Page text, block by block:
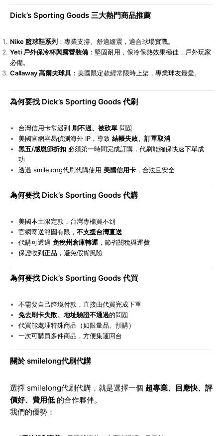
Dick’s Sporting Goods 三大熱門商品推薦
Nike籃球鞋系列 ：專業支撐、舒適緩震，適合球場實戰。
Yeti 戶外保冷杯與露營裝備 ：堅固耐用，保冷保熱效果極佳，戶外玩家
必備。
Callaway高爾夫球具 ：美國限定款經常限時上架，專業球友最愛。
為何要找 Dick’s Sporting Goods 代刷
台灣信用卡常遇到 刷不過、被砍單問題
美國官網容易偵測海外 IP，導致 結帳失敗、訂單取消
黑五/感恩節折扣必須第一時間完成訂購，代刷能確保快速下單成
功
透過 smilelong代刷代購使用 美國信用卡，合法且安全
為何要找 Dick’s Sporting Goods 代購
美國本土限定款，台灣專櫃買不到
官網寄送範圍有限， 不支援台灣直送
代購可透過 免稅州倉庫轉運，節省關稅與運費
保證收到正品，避免假貨風險
為何要找 Dick’s Sporting Goods 代買
不需要自己跨境付款，直接由代買完成下單
免去刷卡失敗、地址驗證不通過的問題
代買能處理特殊商品（如限量品、預購）
一次可購買多件商品，方便集運回台
關於 smilelong代刷代購
選擇 smilelong代刷代購，就是選擇一個 超專業、回應快、評
價好、費用低 的合作夥伴。
我們的優勢：